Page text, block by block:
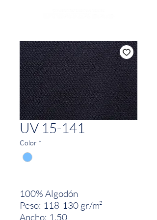
UV 15-141
Color *
100% Algodón
Peso: 118-130 gr/m²
Ancho: 1.50